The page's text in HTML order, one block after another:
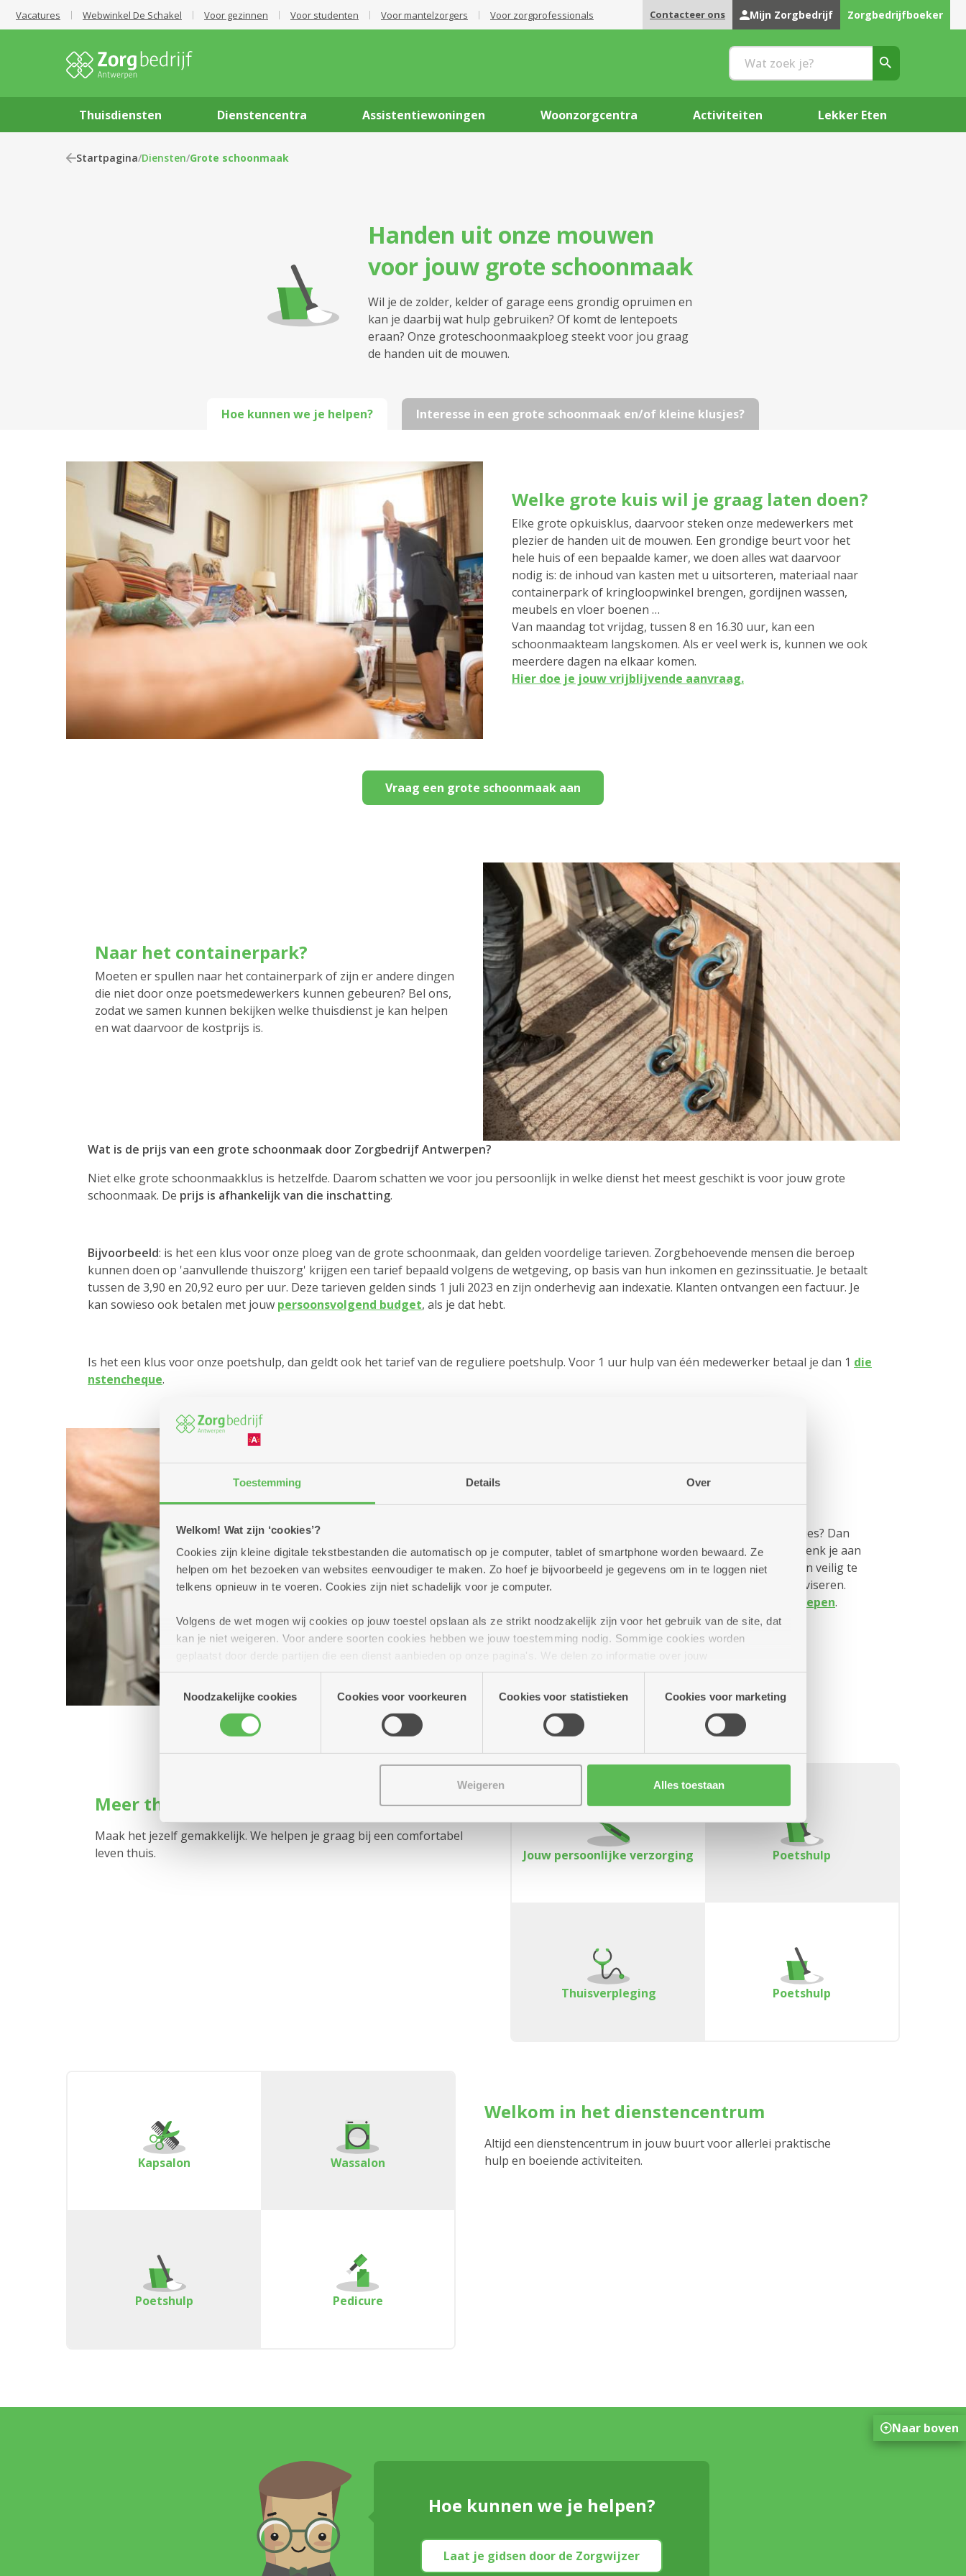
Toestemming Details Over
Welkom! Wat zijn ‘cookies’?
Cookies zijn kleine digitale tekstbestanden die automatisch op je computer, tablet of smartphone worden bewaard. Ze
helpen om het bezoeken van websites eenvoudiger te maken. Zo hoef je bijvoorbeeld je gegevens om in te loggen niet
telkens opnieuw in te voeren. Cookies zijn niet schadelijk voor je computer.
Volgens de wet mogen wij cookies op jouw toestel opslaan als ze strikt noodzakelijk zijn voor het gebruik van de site, dat
kan je niet weigeren. Voor andere soorten cookies hebben we jouw toestemming nodig. Sommige cookies worden
geplaatst door derde partijen die een dienst aanbieden op onze pagina's. We delen zo informatie over jouw
(geanonimiseerd) gebruik van onze site voor social media, advertenties en analyse. Deze partners kunnen deze gegevens
combineren met andere informatie die je aan hen verstrekte.
Toestemmingsselectie
Noodzakelijke cookies
Cookies voor voorkeuren Cookies voor statistieken Cookies voor marketing
Weigeren Alles toestaan
Vacatures Webwinkel De Schakel Voor gezinnen Voor studenten Voor mantelzorgers Voor zorgprofessionals Contacteer ons Mijn Zorgbedrijf Zorgbedrijfboeker
Thuisdiensten Dienstencentra Assistentiewoningen Woonzorgcentra Activiteiten Lekker Eten
Startpagina/Diensten/Grote schoonmaak
Handen uit onze mouwen
voor jouw grote schoonmaak
Wil je de zolder, kelder of garage eens grondig opruimen en
kan je daarbij wat hulp gebruiken? Of komt de lentepoets
eraan? Onze groteschoonmaakploeg steekt voor jou graag
de handen uit de mouwen.
Hoe kunnen we je helpen?
Welke grote kuis wil je graag laten doen?
Elke grote opkuisklus, daarvoor steken onze medewerkers met
plezier de handen uit de mouwen. Een grondige beurt voor het
hele huis of een bepaalde kamer, we doen alles wat daarvoor
nodig is: de inhoud van kasten met u uitsorteren, materiaal naar
containerpark of kringloopwinkel brengen, gordijnen wassen,
meubels en vloer boenen … ​
Van maandag tot vrijdag, tussen 8 en 16.30 uur, kan een
schoonmaakteam langskomen. Als er veel werk is, kunnen we ook
meerdere dagen na elkaar komen.
Hier doe je jouw vrijblijvende aanvraag.
Vraag een grote schoonmaak aan
Naar het containerpark?
Moeten er spullen naar het containerpark of zijn er andere dingen
die niet door onze poetsmedewerkers kunnen gebeuren? Bel ons,
zodat we samen kunnen bekijken welke thuisdienst je kan helpen
en wat daarvoor de kostprijs is.
Wat is de prijs van een grote schoonmaak door Zorgbedrijf Antwerpen?
Niet elke grote schoonmaakklus is hetzelfde. Daarom schatten we voor jou persoonlijk in welke dienst het meest geschikt is voor jouw grote
schoonmaak. De prijs is afhankelijk van die inschatting.
Bijvoorbeeld: is het een klus voor onze ploeg van de grote schoonmaak, dan gelden voordelige tarieven. Zorgbehoevende mensen die beroep
kunnen doen op 'aanvullende thuiszorg' krijgen een tarief bepaald volgens de wetgeving, op basis van hun inkomen en gezinssituatie. Je betaalt
tussen de 3,90 en 20,92 euro per uur. Deze tarieven gelden sinds 1 juli 2023 en zijn onderhevig aan indexatie. Klanten ontvangen een factuur. Je
kan sowieso ook betalen met jouw persoonsvolgend budget, als je dat hebt.
Is het een klus voor onze poetshulp, dan geldt ook het tarief van de reguliere poetshulp. Voor 1 uur hulp van één medewerker betaal je dan 1 die
nstencheque.
En na de grote schoonmaak ...
Houd je het na de grote schoonmaak graag net zo netjes? Dan
kan een regelmatigepoetshulpdaarvoor zorgen. Of denk je aan
enkele ergonomische aanpassingen, om je makkelijk en veilig te
bewegen in jouw woning? Ook daarin kunnen we je adviseren.
kleine en grote ingrepen.
Interesse in een grote schoonmaak en/of kleine klusjes?
Meer thuisdiensten voor jou
Maak het jezelf gemakkelijk. We helpen je graag bij een comfortabel
leven thuis.
Jouw persoonlijke verzorging Poetshulp
Thuisverpleging Poetshulp
Welkom in het dienstencentrum
Altijd een dienstencentrum in jouw buurt voor allerlei praktische
hulp en boeiende activiteiten.
Kapsalon Wassalon
Poetshulp Pedicure
Hoe kunnen we je helpen?
Laat je gidsen door de Zorgwijzer
Naar boven